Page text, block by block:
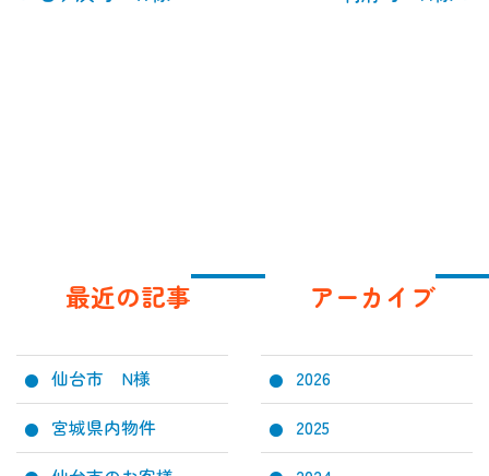
最近の記事
仙台市 N様
宮城県内物件
アーカイブ
2026
2025